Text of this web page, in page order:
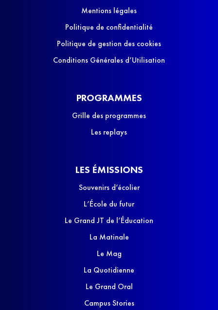
Mentions légales
Politique de confidentialité
Politique de gestion des cookies
Conditions Générales d’Utilisation
PROGRAMMES
Grille des programmes
Les replays
LES ÉMISSIONS
Souvenirs d’écolier
L’École du futur
Le Grand JT de l’Éducation
La Matinale
Le Mag
La Quotidienne
Le Grand Oral
Campus Stories